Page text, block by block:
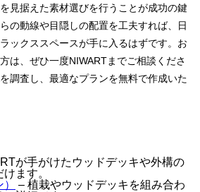
見据えた素材選びを行うことが成功の鍵
の動線や目隠しの配置を工夫すれば、日
ックススペースが手に入るはずです。お
は、ぜひ一度NIWARTまでご相談くださ
調査し、最適なプランを無料で作成いた
が手がけたウッドデッキや外構の
ます。
– 植栽やウッドデッキを組み合わ